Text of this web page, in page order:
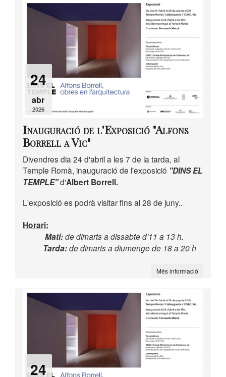
24
abr
2026
Inauguració de l'Exposició "Alfons
Borrell a Vic"
Divendres dia 24 d'abril a les 7 de la tarda, al
Temple Romà, inauguració de l'exposició "DINS EL
TEMPLE"d'Albert Borrell.
L'exposició es podrà visitar fins al 28 de juny..
Horari:
Matí:de dimarts a dissabte d'11 a 13 h.
Tarda:de dimarts a diumenge de 18 a 20 h
Més informació
24